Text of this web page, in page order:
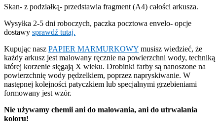
Skan- z podziałką- przedstawia fragment (A4) całości arkusza.
Wysyłka 2-5 dni roboczych, paczka pocztowa envelo- opcje
dostawy sprawdź tutaj.
Kupując nasz PAPIER MARMURKOWY musisz wiedzieć, że
każdy arkusz jest malowany ręcznie na powierzchni wody, techniką
której korzenie sięgają X wieku. Drobinki farby są nanoszone na
powierzchnię wody pędzelkiem, poprzez napryskiwanie. W
następnej kolejności patyczkiem lub specjalnymi grzebieniami
formowany jest wzór.
Nie używamy chemii ani do malowania, ani do utrwalania
koloru!